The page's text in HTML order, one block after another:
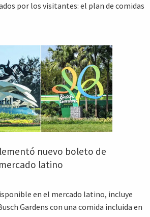
por los visitantes: el plan de comidas
nuevo boleto de
latino
en el mercado latino, incluye
Gardens con una comida incluida en